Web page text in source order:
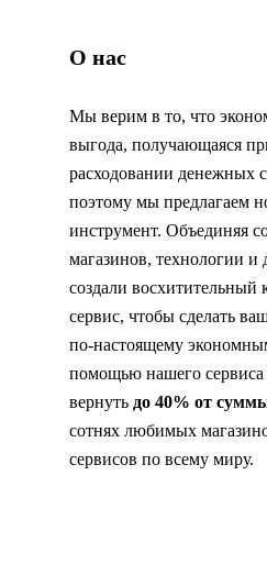
О нас
Мы верим в то, что
выгода, получающаяся
расходовании денежных
поэтому мы предлагаем
инструмент. Объединяя
магазинов, технологии и
создали восхитительный
сервис, чтобы сделать
по-настоящему
помощью нашего
вернуть до 40% от
сотнях любимых
сервисов по всему миру.